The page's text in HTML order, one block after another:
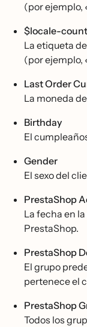
(por ejemplo,
$locale-
La etiqueta
(por ejemplo,
Last Order
La moneda
Birthday
El
Gender
El sexo del
PrestaShop
La fecha en
PrestaShop.
PrestaShop
El grupo
pertenece el
PrestaShop
Todos los